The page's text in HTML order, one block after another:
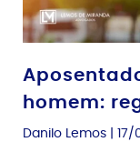
homem:
Danilo Lemos 17/